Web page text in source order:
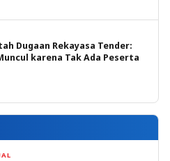
Dugaan Rekayasa Tender:
karena Tak Ada Peserta